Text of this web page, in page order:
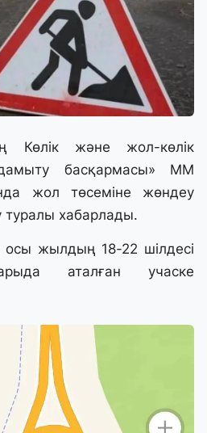
Көлік және жол-көлік
басқармасы» ММ
жол төсеміне жөндеу
туралы хабарлады.
жылдың 18-22 шілдесі
аталған учаске